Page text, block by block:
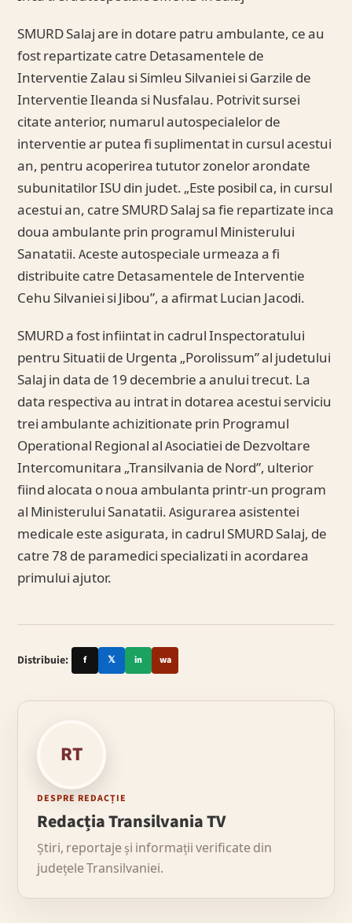
SMURD Salaj are in dotare patru ambulante, ce au
fost repartizate catre Detasamentele de
Interventie Zalau si Simleu Silvaniei si Garzile de
Interventie Ileanda si Nusfalau. Potrivit sursei
citate anterior, numarul autospecialelor de
interventie ar putea fi suplimentat in cursul acestui
an, pentru acoperirea tututor zonelor arondate
subunitatilor ISU din judet. „Este posibil ca, in cursul
acestui an, catre SMURD Salaj sa fie repartizate inca
doua ambulante prin programul Ministerului
Sanatatii. Aceste autospeciale urmeaza a fi
distribuite catre Detasamentele de Interventie
Cehu Silvaniei si Jibou”, a afirmat Lucian Jacodi.
SMURD a fost infiintat in cadrul Inspectoratului
pentru Situatii de Urgenta „Porolissum” al judetului
Salaj in data de 19 decembrie a anului trecut. La
data respectiva au intrat in dotarea acestui serviciu
trei ambulante achizitionate prin Programul
Operational Regional al Asociatiei de Dezvoltare
Intercomunitara „Transilvania de Nord”, ulterior
fiind alocata o noua ambulanta printr-un program
al Ministerului Sanatatii. Asigurarea asistentei
medicale este asigurata, in cadrul SMURD Salaj, de
catre 78 de paramedici specializati in acordarea
primului ajutor.
Distribuie: f 𝕏 in wa
RT
DESPRE REDACȚIE
Redacția Transilvania TV
Știri, reportaje și informații verificate din
județele Transilvaniei.